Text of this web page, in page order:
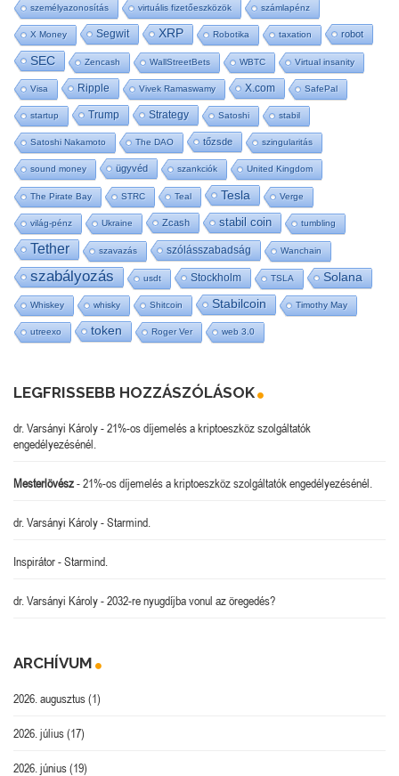
személyazonosítás virtuális fizetőeszközök számlapénz
X Money Segwit XRP Robotika taxation robot
SEC Zencash WallStreetBets WBTC Virtual insanity
Visa Ripple Vivek Ramaswamy X.com SafePal
startup Trump Strategy Satoshi stabil
Satoshi Nakamoto The DAO tőzsde szingularitás
sound money ügyvéd szankciók United Kingdom
The Pirate Bay STRC Teal Tesla Verge
világ-pénz Ukraine Zcash stabil coin tumbling
Tether szavazás szólásszabadság Wanchain
szabályozás usdt Stockholm TSLA Solana
Whiskey whisky Shitcoin Stabilcoin Timothy May
utreexo token Roger Ver web 3.0
LEGFRISSEBB HOZZÁSZÓLÁSOK
dr. Varsányi Károly-21%-os díjemelés a kriptoeszköz szolgáltatók
engedélyezésénél.
Mesterlövész-21%-os díjemelés a kriptoeszköz szolgáltatók engedélyezésénél.
dr. Varsányi Károly-Starmind.
Inspirátor-Starmind.
dr. Varsányi Károly-2032-re nyugdíjba vonul az öregedés?
ARCHÍVUM
2026. augusztus(1)
2026. július(17)
2026. június(19)